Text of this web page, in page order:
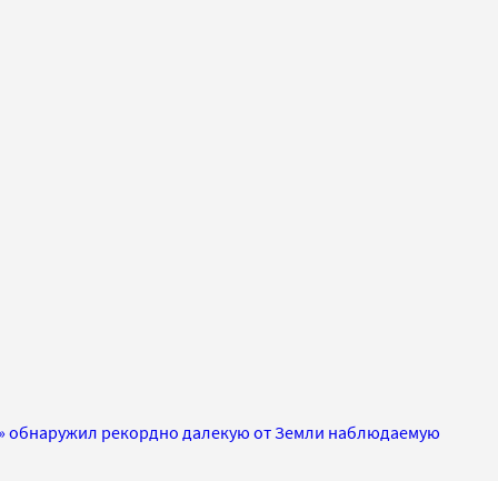
обнаружил рекордно далекую от Земли наблюдаемую